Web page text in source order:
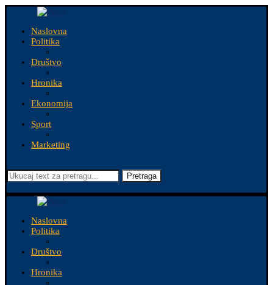
Naslovna
Politika
Društvo
Hronika
Ekonomija
Sport
Marketing
Pretraga
Naslovna
Politika
Društvo
Hronika